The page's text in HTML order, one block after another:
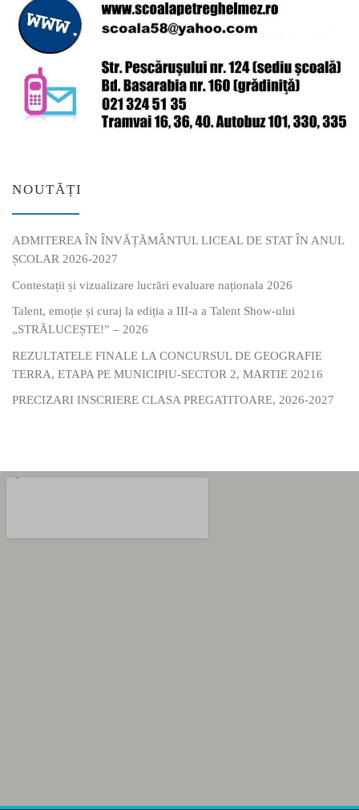
NOUTĂȚI
ADMITEREA ÎN ÎNVĂȚĂMÂNTUL LICEAL DE STAT ÎN ANUL
ȘCOLAR 2026-2027
Contestații și vizualizare lucrări evaluare naționala 2026
Talent, emoție și curaj la ediția a III-a a Talent Show-ului
„STRĂLUCEȘTE!” – 2026
REZULTATELE FINALE LA CONCURSUL DE GEOGRAFIE
TERRA, ETAPA PE MUNICIPIU-SECTOR 2, MARTIE 20216
PRECIZARI INSCRIERE CLASA PREGATITOARE, 2026-2027